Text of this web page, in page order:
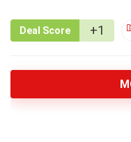
Deal Score +1